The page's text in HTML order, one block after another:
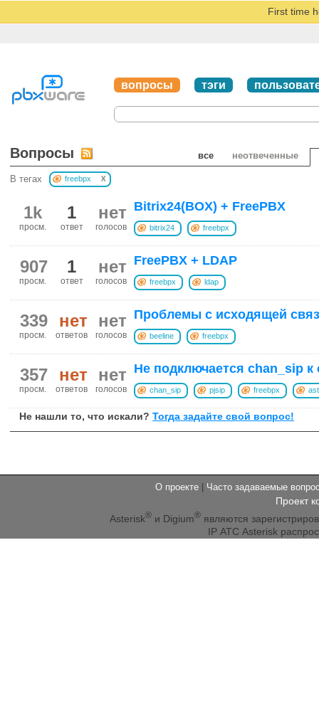
First time
вопросы тэги
все неотвеченные
Вопросы
В тегах freebpx x
нет
голосов
1
ответ
1k
просм.
Bitrix24(BOX) + FreePBX
bitrix24 freebpx
нет
голосов
1
ответ
907
просм.
FreePBX + LDAP
freebpx ldap
нет
голосов
нет
ответов
339
просм.
Проблемы с исходящей
beeline freebpx
нет
голосов
нет
ответов
357
просм.
Не подключается chan_sip к
chan_sip pjsip freebpx
Не нашли то, что искали? Тогда задайте свой вопрос!
О проекте | Часто задаваемые
Проект
Asterisk®и Digium®являются
IP АТС Asterisk